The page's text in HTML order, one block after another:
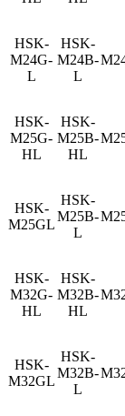
HSK-
M24G-
L
HSK-
M24B-
L
HSK-
M25G-
HL
HSK-
M25B-
HL
HSK-
M25GL
HSK-
M25B-
L
HSK-
M32G-
HL
HSK-
M32B-
HL
HSK-
M32GL
HSK-
M32B-
L